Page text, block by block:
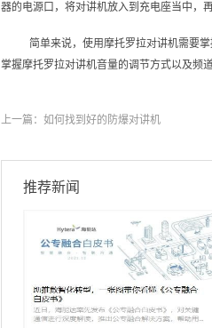
器的电源口，将对讲机放入到充电座当中，
简单来说，使用摩托罗拉对讲机需要
掌握摩托罗拉对讲机音量的调节方式以及频
上一篇： 如何找到好的防爆对讲机
推荐新闻